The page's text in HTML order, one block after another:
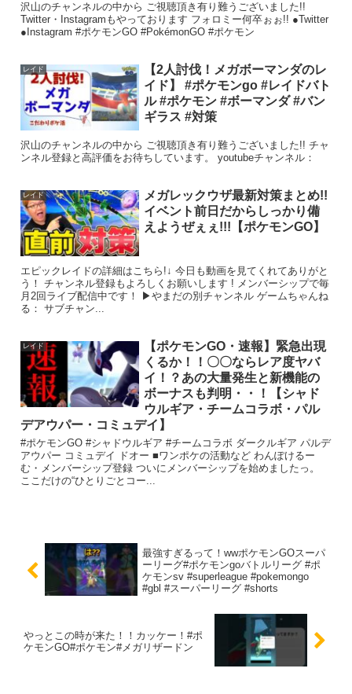
沢山のチャンネルの中から ご視聴頂き有り難うございました!!
Twitter・Instagramもやっております フォロミー何卒ぉぉ!! ●Twitter
●Instagram #ポケモンGO #PokémonGO #ポケモン
レイド
【2人討伐！メガボーマンダのレ
イド】 #ポケモンgo #レイドバト
ル #ポケモン #ボーマンダ #バン
ギラス #対策
沢山のチャンネルの中から ご視聴頂き有り難うございました!! チャ
ンネル登録と高評価をお待ちしています。 youtubeチャンネル：
レイド
メガレックウザ最新対策まとめ!!
イベント前日だからしっかり備
えようぜぇぇ!!!【ポケモンGO】
エピックレイドの詳細はこちら!↓ 今日も動画を見てくれてありがと
う！ チャンネル登録もよろしくお願いします ! メンバーシップで毎
月2回ライブ配信中です！ ▶やまだの別チャンネル ゲームちゃんね
る： サブチャン...
レイド
【ポケモンGO・速報】緊急出現
くるか！！〇〇ならレア度ヤバ
イ！？あの大量発生と新機能の
ボーナスも判明・・！【シャド
ウルギア・チームコラボ・パル
デアウパー・コミュデイ】
#ポケモンGO #シャドウルギア #チームコラボ ダークルギア パルデ
アウパー コミュデイ ドオー ■ワンポケの活動など わんぽけるー
む・メンバーシップ登録 ついにメンバーシップを始めましたっ。
ここだけの“ひとりごとコー...
最強すぎるって！wwポケモンGOスーパ
ーリーグ#ポケモンgoバトルリーグ #ポ
ケモンsv #superleague #pokemongo
#gbl #スーパーリーグ #shorts
やっとこの時が来た！！カッケー！#ポ
ケモンGO#ポケモン#メガリザードン